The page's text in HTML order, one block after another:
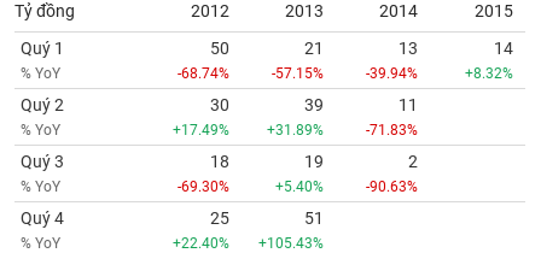
Tỷ đồng 2012 2013 2014
2015
Quý 1
% YoY
50
-68.74%
21
-57.15%
13
-39.94%
14
+8.32%
Quý 2
% YoY
30
+17.49%
39
+31.89%
11
-71.83%
Quý 3
% YoY
18
-69.30%
19
+5.40%
2
-90.63%
Quý 4
% YoY
25
+22.40%
51
+105.43%